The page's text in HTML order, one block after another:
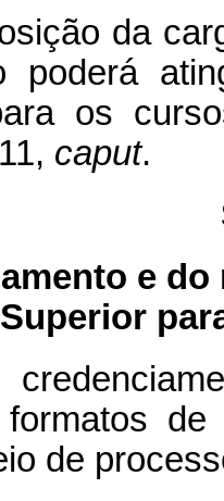
da
poderá
os
caput.
e
formatos
de